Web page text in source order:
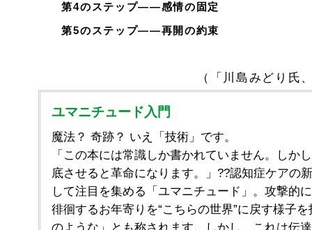
第4のステップ――感情の固定
第5のステップ――再開の約束
（「川島みどり氏
ユマニチュード入門
魔法？ 奇跡？ いえ「技術」です。
「この本には常識しか書かれていません。しか
底させると革命になります。」??認知症ケアの
して注目を集める「ユマニチュード」。攻撃的
徘徊するお年寄りを“こちらの世界”に戻す様子